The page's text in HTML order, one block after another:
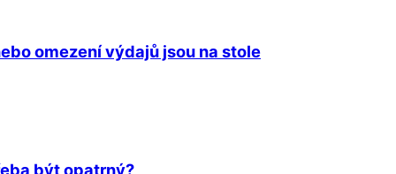
omezení výdajů jsou na stole
být opatrný?